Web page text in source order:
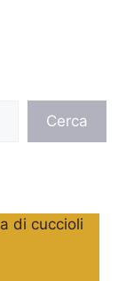
Cerca
di cuccioli